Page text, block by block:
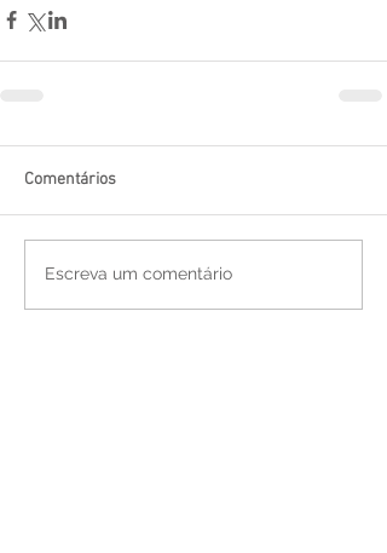
Comentários
Escreva um comentário